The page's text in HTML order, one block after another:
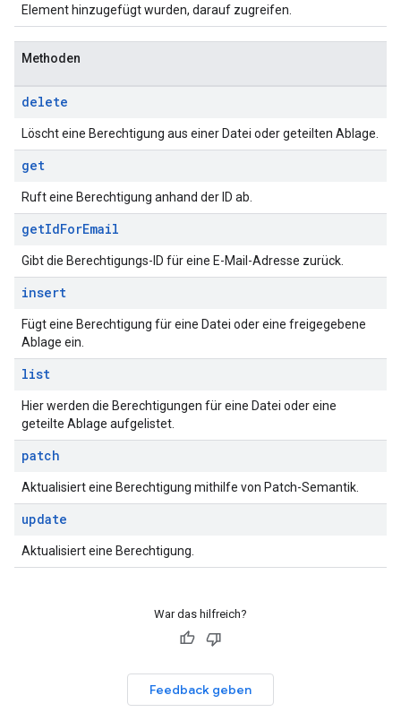
Element hinzugefügt wurden, darauf zugreifen.
Methoden
delete
Löscht eine Berechtigung aus einer Datei oder geteilten Ablage.
get
Ruft eine Berechtigung anhand der ID ab.
getIdForEmail
Gibt die Berechtigungs-ID für eine E-Mail-Adresse zurück.
insert
Fügt eine Berechtigung für eine Datei oder eine freigegebene
Ablage ein.
list
Hier werden die Berechtigungen für eine Datei oder eine
geteilte Ablage aufgelistet.
patch
Aktualisiert eine Berechtigung mithilfe von Patch-Semantik.
update
Aktualisiert eine Berechtigung.
War das hilfreich?
Feedback geben